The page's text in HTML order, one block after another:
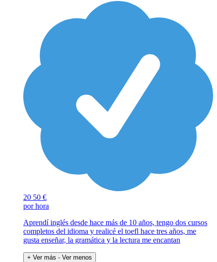
20 50 €
por hora
Aprendí inglés desde hace más de 10 años, tengo dos cursos
completos del idioma y realicé el toefl hace tres años, me
gusta enseñar, la gramática y la lectura me encantan
+ Ver más - Ver menos